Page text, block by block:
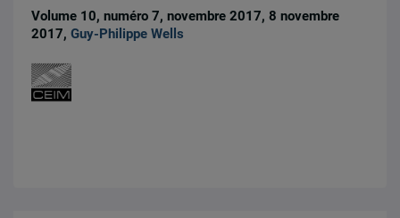
Volume 10, numéro 7, novembre 2017, 8 novembre
2017,Guy-Philippe Wells